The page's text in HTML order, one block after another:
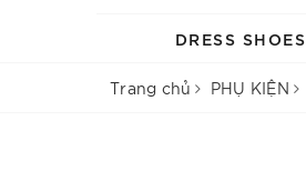
DRESS SHOES
Trang chủ PHỤ KIỆN